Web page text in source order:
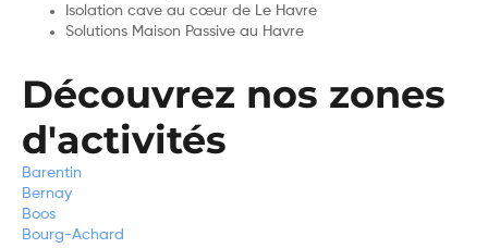
Isolation cave au cœur de Le Havre
Solutions Maison Passive au Havre
Découvrez nos zones
d'activités
Barentin
Bernay
Boos
Bourg-Achard